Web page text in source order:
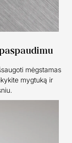
mėgstamas
mygtuką ir